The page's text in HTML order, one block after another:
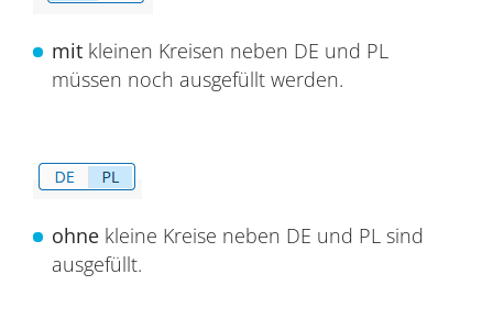
mitkleinen Kreisen neben DE und PL
müssen noch ausgefüllt werden.
ohnekleine Kreise neben DE und PL sind
ausgefüllt.